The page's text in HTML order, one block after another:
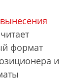
формат
и